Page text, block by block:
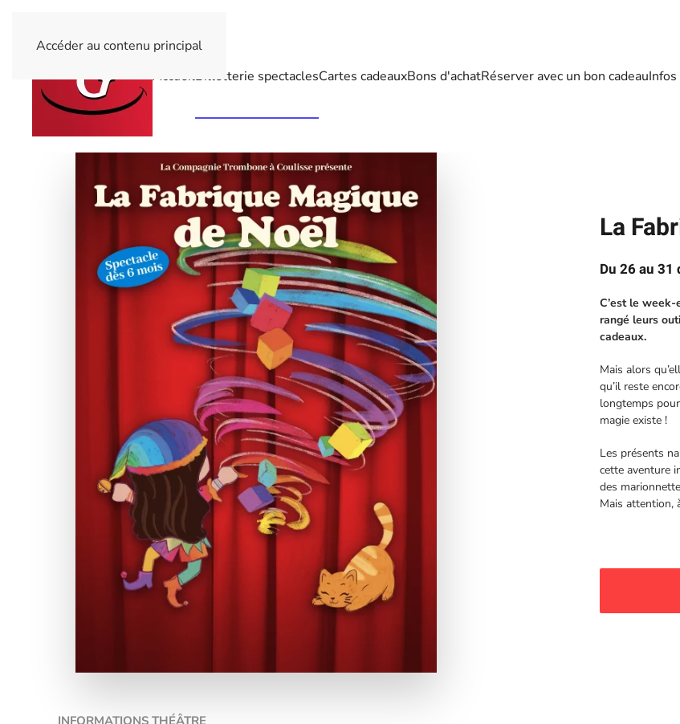
Accéder au contenu principal
AccueilBilletterie spectaclesCartes cadeauxBons d'achatRéserver avec un bon cadeau
La
Du 26 au
C’est le
rangé leurs
cadeaux.
Mais alors
qu’il reste
longtemps
magie existe !
Les présents
cette aventure
des
Mais attention,
INFORMATIONS THÉÂTRE